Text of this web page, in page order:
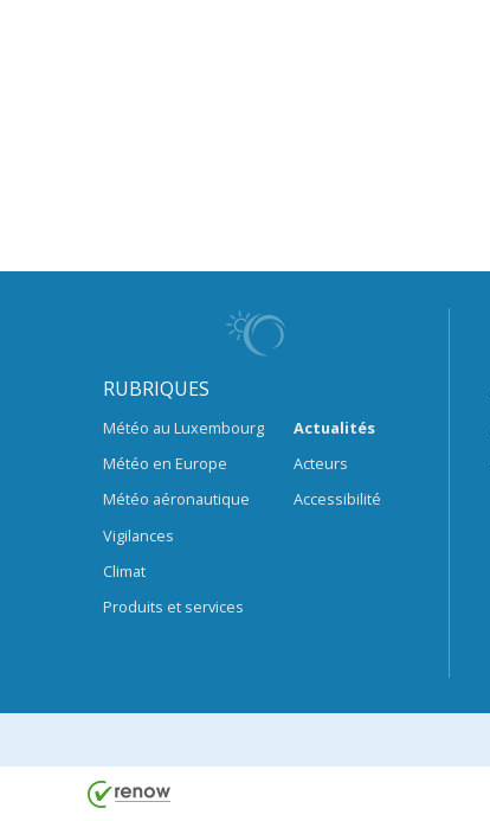
RUBRIQUES
Météo au Luxembourg
Météo en Europe
Météo aéronautique
Vigilances
Climat
Produits et services
Actualités
Acteurs
Accessibilité